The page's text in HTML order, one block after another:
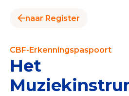
CBF-Erkenning aanvragen
Publiek
Veilig geven met het
naar Register
CBF-Erkenningspaspoort
Het